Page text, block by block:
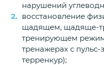
нарушений
восстановление
щадящем, щадяще-
тренирующем
тренажерах с
терренкур);